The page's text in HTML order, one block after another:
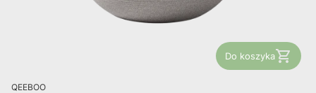
Do koszyka
PRODUCENT
QEEBOO